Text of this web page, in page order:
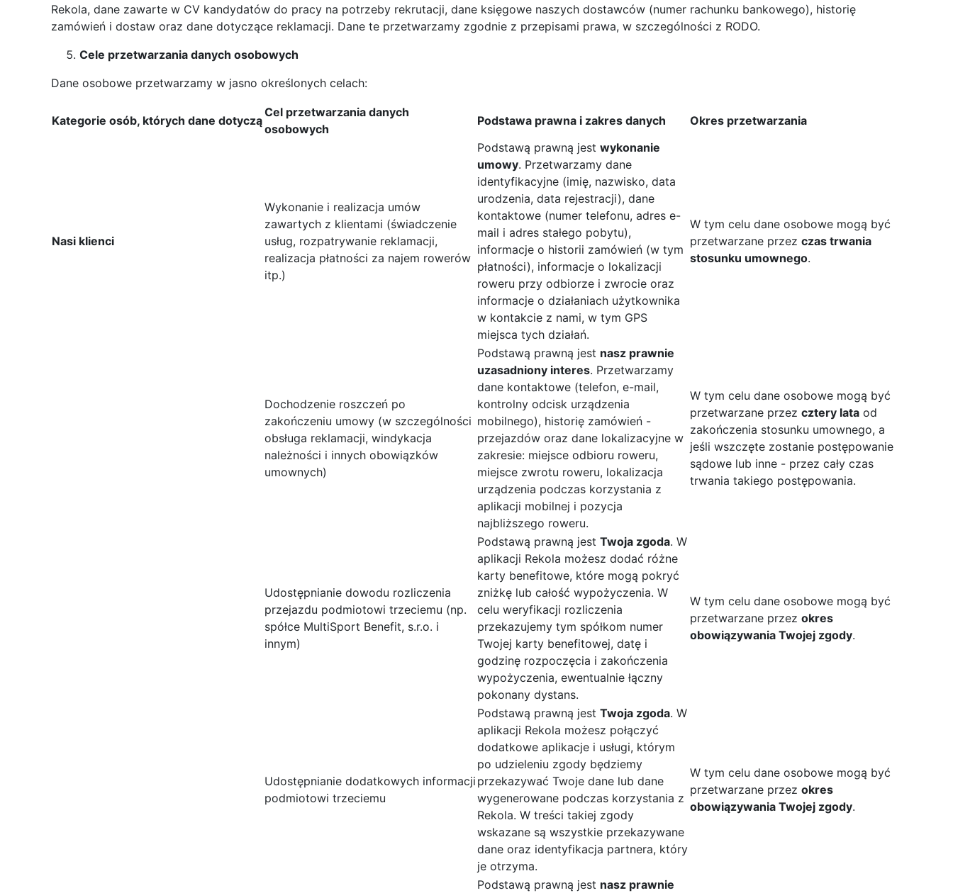
Rekola, dane zawarte w CV kandydatów do pracy na potrzeby rekrutacji, dane księgowe naszych dostawców (numer rachunku bankowego), historię
zamówień i dostaw oraz dane dotyczące reklamacji. Dane te przetwarzamy zgodnie z przepisami prawa, w szczególności z RODO.
Cele przetwarzania danych osobowych
Dane osobowe przetwarzamy w jasno określonych celach:
Kategorie osób, których dane dotyczą
Cel przetwarzania danych
osobowych
Podstawa prawna i zakres danych Okres przetwarzania
Nasi klienci
Wykonanie i realizacja umów
zawartych z klientami (świadczenie
usług, rozpatrywanie reklamacji,
realizacja płatności za najem rowerów
itp.)
Podstawą prawną jest wykonanie
umowy. Przetwarzamy dane
identyfikacyjne (imię, nazwisko, data
urodzenia, data rejestracji), dane
kontaktowe (numer telefonu, adres e-
mail i adres stałego pobytu),
informacje o historii zamówień (w tym
płatności), informacje o lokalizacji
roweru przy odbiorze i zwrocie oraz
informacje o działaniach użytkownika
w kontakcie z nami, w tym GPS
miejsca tych działań.
W tym celu dane osobowe mogą być
przetwarzane przez czas trwania
stosunku umownego.
Dochodzenie roszczeń po
zakończeniu umowy (w szczególności
obsługa reklamacji, windykacja
należności i innych obowiązków
umownych)
Podstawą prawną jest nasz prawnie
uzasadniony interes. Przetwarzamy
dane kontaktowe (telefon, e-mail,
kontrolny odcisk urządzenia
mobilnego), historię zamówień -
przejazdów oraz dane lokalizacyjne w
zakresie: miejsce odbioru roweru,
miejsce zwrotu roweru, lokalizacja
urządzenia podczas korzystania z
aplikacji mobilnej i pozycja
najbliższego roweru.
W tym celu dane osobowe mogą być
przetwarzane przez cztery lata od
zakończenia stosunku umownego, a
jeśli wszczęte zostanie postępowanie
sądowe lub inne - przez cały czas
trwania takiego postępowania.
Udostępnianie dowodu rozliczenia
przejazdu podmiotowi trzeciemu (np.
spółce MultiSport Benefit, s.r.o. i
innym)
Podstawą prawną jest Twoja zgoda. W
aplikacji Rekola możesz dodać różne
karty benefitowe, które mogą pokryć
zniżkę lub całość wypożyczenia. W
celu weryfikacji rozliczenia
przekazujemy tym spółkom numer
Twojej karty benefitowej, datę i
godzinę rozpoczęcia i zakończenia
wypożyczenia, ewentualnie łączny
pokonany dystans.
W tym celu dane osobowe mogą być
przetwarzane przez okres
obowiązywania Twojej zgody.
Udostępnianie dodatkowych informacji
podmiotowi trzeciemu
Podstawą prawną jest Twoja zgoda. W
aplikacji Rekola możesz połączyć
dodatkowe aplikacje i usługi, którym
po udzieleniu zgody będziemy
przekazywać Twoje dane lub dane
wygenerowane podczas korzystania z
Rekola. W treści takiej zgody
wskazane są wszystkie przekazywane
dane oraz identyfikacja partnera, który
je otrzyma.
W tym celu dane osobowe mogą być
przetwarzane przez okres
obowiązywania Twojej zgody.
Podstawą prawną jest nasz prawnie